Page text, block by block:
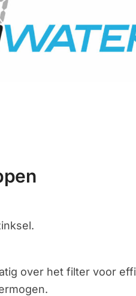
over het filter voor